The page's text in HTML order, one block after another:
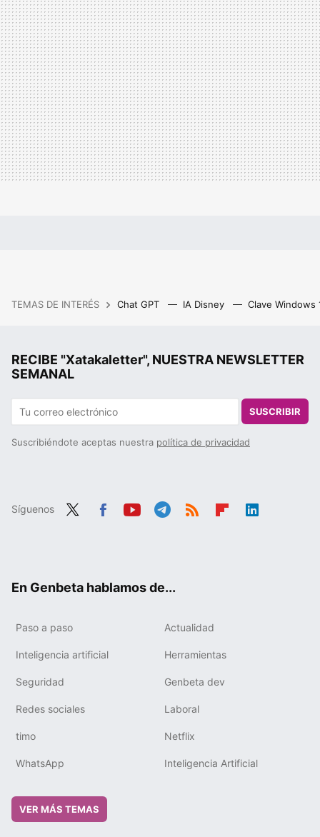
TEMAS DE INTERÉS Chat GPT IA Disney Clave Windows
RECIBE "Xatakaletter", NUESTRA NEWSLETTER
SEMANAL
SUSCRIBIR
Suscribiéndote aceptas nuestra política de privacidad
Síguenos
En Genbeta hablamos de...
Paso a paso Actualidad
Inteligencia artificial Herramientas
Seguridad Genbeta dev
Redes sociales Laboral
timo Netflix
WhatsApp Inteligencia Artificial
VER MÁS TEMAS